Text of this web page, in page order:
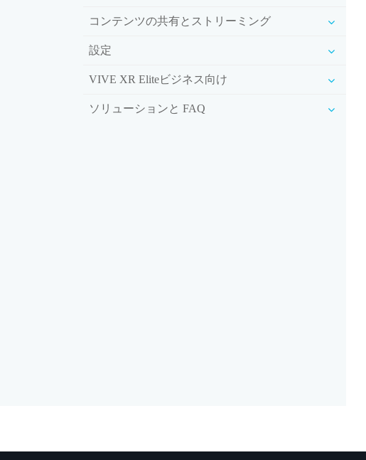
コンテンツの共有とストリーミング
設定
VIVE XR Eliteビジネス向け
ソリューションと FAQ